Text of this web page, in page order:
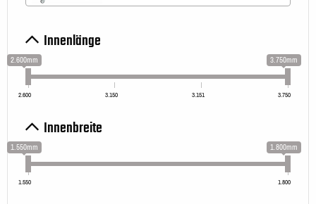
Innenlänge
2.600mm 3.750mm
2.600 3.150 3.151 3.750
Innenbreite
1.550mm 1.800mm
1.550 1.800